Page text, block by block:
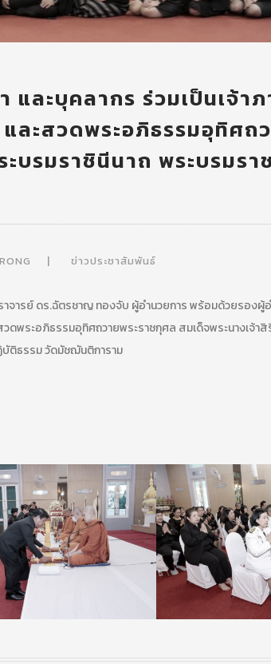
ละบุคลากร ร่วมเป็นเจ้า
ะสวดพระอภิธรรมอุทิศถ
บรมราชินีนาถ พระบรมร
ข่าวประชาสัมพันธ์
ารย์ ดร.ฉัตรชาญ ทองจับ ผู้อำนวยการ พร้อมด้วยรองผู้
พระอภิธรรมอุทิศถวายพระราชกุศล สมเด็จพระนางเจ้า
บัติธรรม วัดมัชฌันติการาม